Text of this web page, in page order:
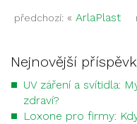
předchozí: « ArlaPlast
Nejnovější
UV záření a svítidla:
zdraví?
Loxone pro firmy: